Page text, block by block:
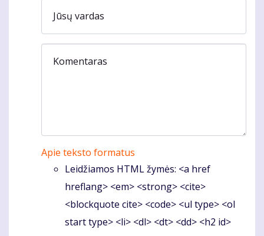
Jūsų vardas
Komentaras
Apie teksto formatus
Leidžiamos HTML žymės: <a href
hreflang> <em> <strong> <cite>
<blockquote cite> <code> <ul type> <ol
start type> <li> <dl> <dt> <dd> <h2 id>